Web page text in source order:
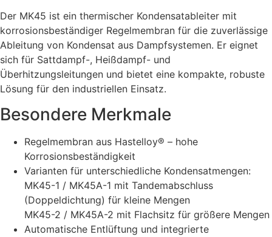
Der MK45 ist ein thermischer Kondensatableiter mit
korrosionsbeständiger Regelmembran für die zuverlässige
Ableitung von Kondensat aus Dampfsystemen. Er eignet
sich für Sattdampf-, Heißdampf- und
Überhitzungsleitungen und bietet eine kompakte, robuste
Lösung für den industriellen Einsatz.
Besondere Merkmale
Regelmembran aus Hastelloy® – hohe
Korrosionsbeständigkeit
Varianten für unterschiedliche Kondensatmengen:
MK45-1 / MK45A-1 mit Tandemabschluss
(Doppeldichtung) für kleine Mengen
MK45-2 / MK45A-2 mit Flachsitz für größere Mengen
Automatische Entlüftung und integrierte